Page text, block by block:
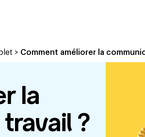
> Comment améliorer la
la
?